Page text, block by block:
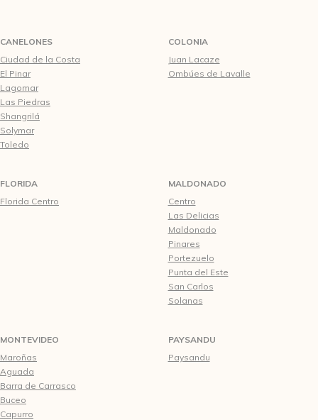
CANELONES
Ciudad de la Costa
El Pinar
Lagomar
Las Piedras
Shangrilá
Solymar
Toledo
COLONIA
Juan Lacaze
Ombúes de Lavalle
FLORIDA
Florida Centro
MALDONADO
Centro
Las Delicias
Maldonado
Pinares
Portezuelo
Punta del Este
San Carlos
Solanas
MONTEVIDEO
Maroñas
Aguada
Barra de Carrasco
Buceo
Capurro
PAYSANDU
Paysandu